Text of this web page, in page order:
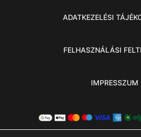
ADATKEZELÉSI
FELHASZNÁLÁSI
IMPRESSZUM